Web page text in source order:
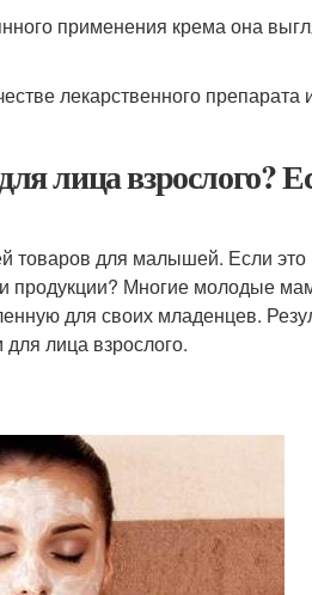
применения крема она
лекарственного препарата
лица взрослого?
товаров для малышей. Если
продукции? Многие молодые
для своих младенцев.
лица взрослого.